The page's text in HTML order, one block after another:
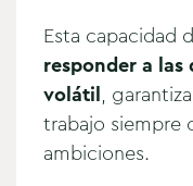
Esta capacidad
responder a las
volátil,
trabajo siempre
ambiciones.